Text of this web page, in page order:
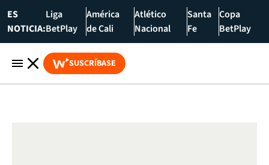
ES
NOTICIA:
Liga
BetPlay
América
de Cali
Atlético
Nacional
Santa
Fe
Copa
BetPlay
SUSCRÍBASE